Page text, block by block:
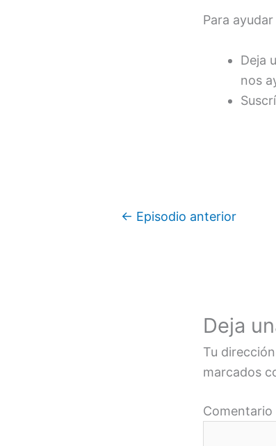
Para
Deja
nos
← Episodio anterior
Deja
Tu
marcados
Comentario